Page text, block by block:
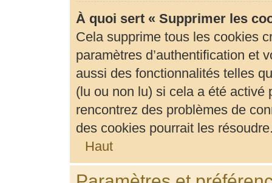
À quoi sert « Supprimer les
Cela supprime tous les cookies
paramètres d’authentification et
aussi des fonctionnalités telles
(lu ou non lu) si cela a été activé
rencontrez des problèmes de
des cookies pourrait les
Haut